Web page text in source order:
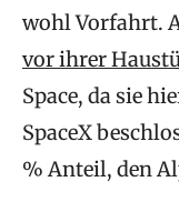
wohl Vorfahrt.
vor ihrer
Space, da sie
SpaceX
% Anteil, den